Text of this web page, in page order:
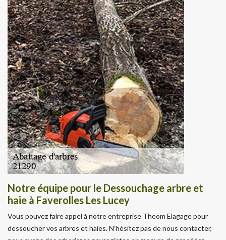
Notre équipe pour le Dessouchage arbre et
haie à Faverolles Les Lucey
Vous pouvez faire appel à notre entreprise Theom Elagage pour
dessoucher vos arbres et haies. N’hésitez pas de nous contacter,